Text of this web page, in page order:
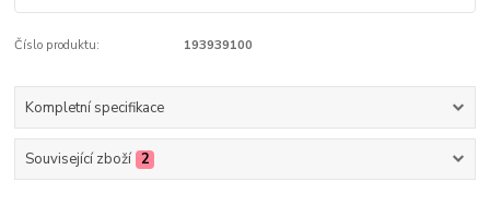
Číslo produktu: 193939100
Kompletní specifikace
Související zboží 2